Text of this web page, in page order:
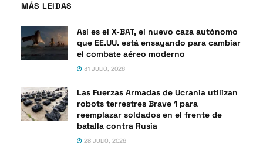
MÁS LEIDAS
Así es el X-BAT, el nuevo caza autónomo
que EE.UU. está ensayando para cambiar
el combate aéreo moderno
31 JULIO, 2026
Las Fuerzas Armadas de Ucrania utilizan
robots terrestres Brave 1 para
reemplazar soldados en el frente de
batalla contra Rusia
28 JULIO, 2026